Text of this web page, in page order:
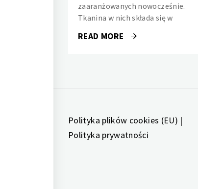
zaaranżowanych nowocześnie.
Tkanina w nich składa się w
READ MORE
Polityka plików cookies (EU) |
Polityka prywatności